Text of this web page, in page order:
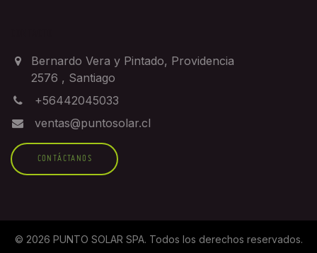
Bernardo Vera y Pintado, Providencia
2576 , Santiago
+56442045033
ventas@puntosolar.cl
CONTÁCTANOS
© 2026 PUNTO SOLAR SPA. Todos los derechos reservados.